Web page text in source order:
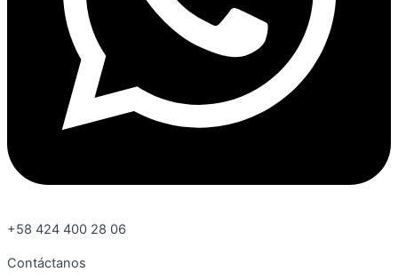
+58 424 400 28 06
Contáctanos